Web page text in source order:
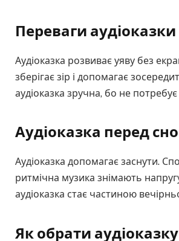
Переваги аудіоказки
Аудіоказка розвиває уяву без
зберігає зір і допомагає
аудіоказка зручна, бо не
Аудіоказка перед
Аудіоказка допомагає заснути.
ритмічна музика знімають
аудіоказка стає частиною
Як обрати аудіоказку